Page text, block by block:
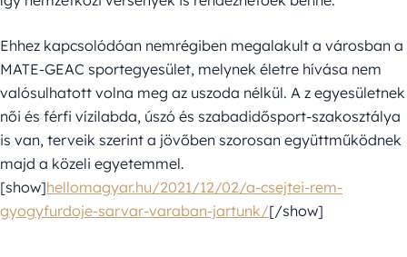
Ehhez kapcsolódóan nemrégiben megalakult a városban a
MATE-GEAC sportegyesület, melynek életre hívása nem
valósulhatott volna meg az uszoda nélkül. A z egyesületnek
női és férfi vízilabda, úszó és szabadidősport-szakosztálya
is van, terveik szerint a jövőben szorosan együttműködnek
majd a közeli egyetemmel.
[show]hellomagyar.hu/2021/12/02/a-csejtei-rem-
gyogyfurdoje-sarvar-varaban-jartunk/[/show]